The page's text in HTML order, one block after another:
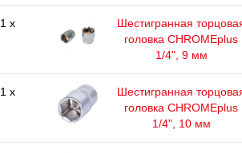
1 x
Шестигранная
головка CHROMEplus
1/4", 9 мм
1 x
Шестигранная
головка CHROMEplus
1/4", 10 мм